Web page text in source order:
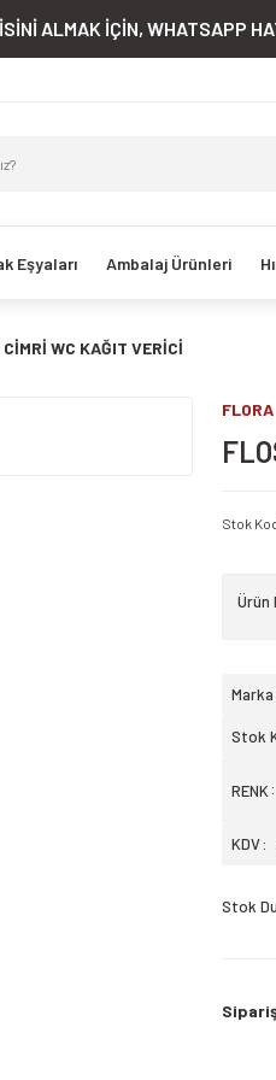
ALMAK İÇİN, WHATSAPP
Eşyaları Ambalaj Ürünleri
WC KAĞIT VERİCİ
FLORA
Stok
Ürün
Marka
Stok
RENK
KDV
Stok